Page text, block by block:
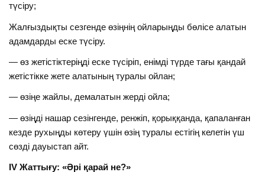
түсіру;
Жалғыздықты сезгенде өзіңнің ойларыңды бөлісе алатын
адамдарды еске түсіру.
— өз жетістіктеріңді еске түсіріп, енімді түрде тағы қандай
жетістікке жете алатының туралы ойлан;
— өзіңе жайлы, демалатын жерді ойла;
— өзіңді нашар сезінгенде, ренжіп, қорыққанда, қапаланған
кезде рухыңды көтеру үшін өзің туралы естігің келетін үш
сөзді дауыстап айт.
ІV Жаттығу: «Әрі қарай не?»